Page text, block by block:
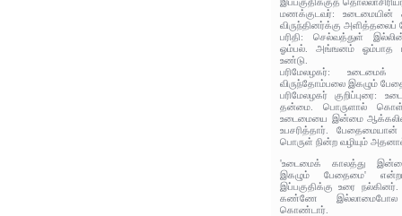
மணக்குடவர்:
விருந்தினர்க்கு
பரிதி: செல்வத்துள்
ஓம்பல். அங்ஙனம் ஓம்பாத
உண்டு.
பரிமேலழகர்: உடைமைக்
விருந்தோம்பலை இகழும்
பரிமேலழகர் குறிப்புரை:
தன்மை. பொருளால்
உடைமையை இன்மை
உபசரித்தார்.
பொருள் நின்ற வழியும்
'உடைமைக் காலத்து
இகழும் பேதைமை'
இப்பகுதிக்கு உரை
கண்ணே இல்லாமைபோல
கொண்டார்.